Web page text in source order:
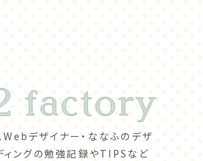
Webデザイナー・ななふの デザ
ィングの勉強記録やTIPSなど